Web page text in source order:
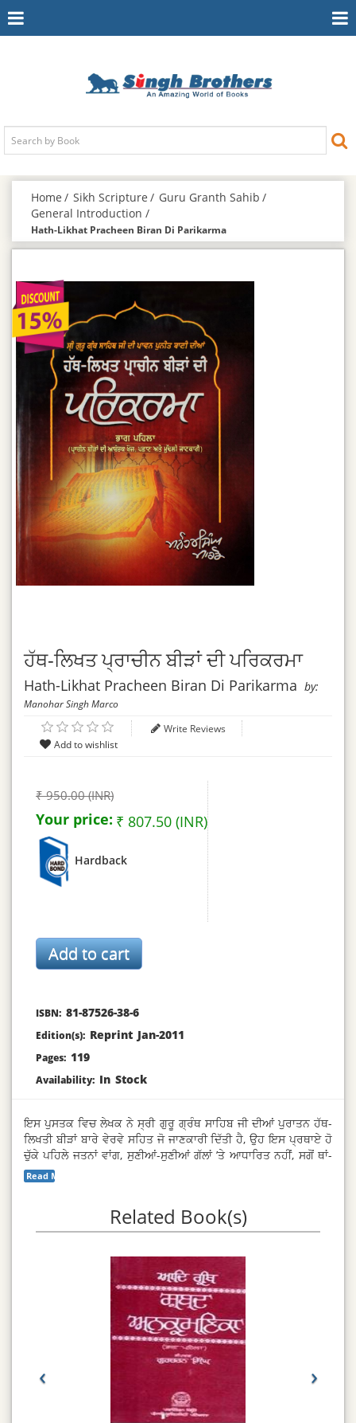
Toggle
Home Sikh Scripture
Guru Granth Sahib
General Introduction
Hath-Likhat Pracheen Biran Di Parikarma
ਹੱਥ-ਲਿਖਤ ਪ੍ਰਾਚੀਨ ਬੀੜਾਂ ਦੀ ਪਰਿਕਰਮਾ
Hath-Likhat Pracheen Biran Di Parikarma by:
Manohar Singh Marco
Write Reviews
₹ 950.00 (INR)
Your price: ₹ 807.50 (INR)
Hardback
ISBN: 81-87526-38-6
Edition(s): Reprint Jan-2011
Pages: 119
Availability: In Stock
ਇਸ ਪੁਸਤਕ ਵਿਚ ਲੇਖਕ ਨੇ ਸ੍ਰੀ ਗੁਰੂ ਗ੍ਰੰਥ ਸਾਹਿਬ ਜੀ ਦੀਆਂ ਪੁਰਾਤਨ ਹੱਥ-
ਲਿਖਤੀ ਬੀੜਾਂ ਬਾਰੇ ਵੇਰਵੇ ਸਹਿਤ ਜੋ ਜਾਣਕਾਰੀ ਦਿੱਤੀ ਹੈ, ਉਹ ਇਸ ਪ੍ਰਥਾਏ ਹੋ
ਚੁੱਕੇ ਪਹਿਲੇ ਜਤਨਾਂ ਵਾਂਗ, ਸੁਣੀਆਂ-ਸੁਣੀਆਂ ਗੱਲਾਂ ’ਤੇ ਆਧਾਰਿਤ ਨਹੀਂ, ਸਗੋਂ ਥਾਂ-
ਥਾਂ, ਸ਼ਹਿਰ-ਸ਼ਹਿਰ, ਹਰ ਨੁੱਕਰ ਕੋਨੇ ਵਿਚ ਪਹੁੰਚ ਕੇ, ਇਕ ਨਿਸਚੇ ਨਾਲ ਇਨ੍ਹਾਂ
ਬੀੜਾਂ ’ਤੇ ਕੀਤੇ ਅਧਿਐਨ ਦਾ ਸਿੱਟਾ ਹੈ। ਇਹ ਪੁਸਤਕ ਵਰਤਮਾਨ ਅਤੇ ਭਵਿੱਖ
Read More...
Related Book(s)
‹ ›